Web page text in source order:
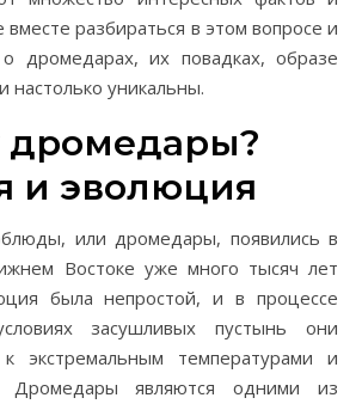
вместе разбираться в этом вопросе и
дромедарах, их повадках, образе
настолько уникальны.
дромедары?
и эволюция
или дромедары, появились в
Востоке уже много тысяч лет
была непростой, и в процессе
засушливых пустынь они
к экстремальным температурами и
Дромедары являются одними из